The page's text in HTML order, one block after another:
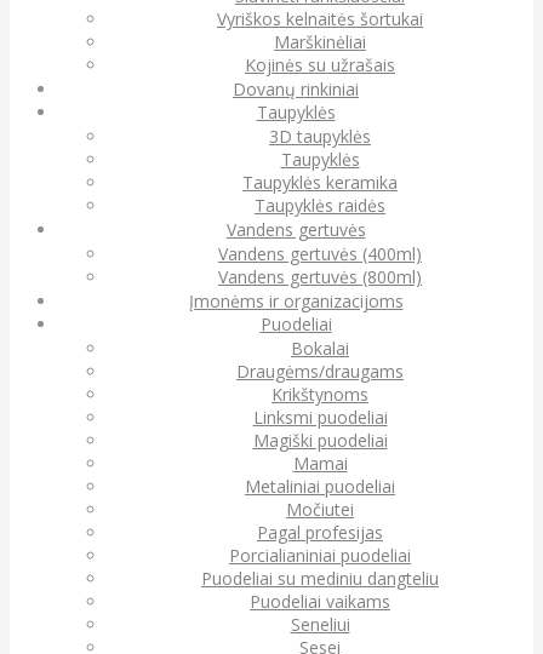
Vyriškos kelnaitės šortukai
Marškinėliai
Kojinės su užrašais
Dovanų rinkiniai
Taupyklės
3D taupyklės
Taupyklės
Taupyklės keramika
Taupyklės raidės
Vandens gertuvės
Vandens gertuvės (400ml)
Vandens gertuvės (800ml)
Įmonėms ir organizacijoms
Puodeliai
Bokalai
Draugėms/draugams
Krikštynoms
Linksmi puodeliai
Magiški puodeliai
Mamai
Metaliniai puodeliai
Močiutei
Pagal profesijas
Porcialianiniai puodeliai
Puodeliai su mediniu dangteliu
Puodeliai vaikams
Seneliui
Sesei